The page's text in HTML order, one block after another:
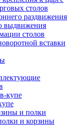
столов
раздвижения
выдвижения
столов
вставки
купе
и полки
и корзины